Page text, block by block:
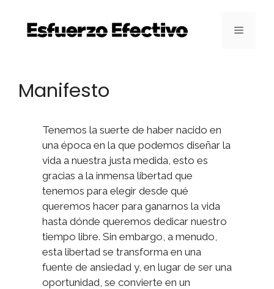
contenido
Menú
Manifesto
Tenemos la suerte de haber nacido en
una época en la que podemos diseñar la
vida a nuestra justa medida, esto es
gracias a la inmensa libertad que
tenemos para elegir desde qué
queremos hacer para ganarnos la vida
hasta dónde queremos dedicar nuestro
tiempo libre. Sin embargo, a menudo,
esta libertad se transforma en una
fuente de ansiedad y, en lugar de ser una
oportunidad, se convierte en un